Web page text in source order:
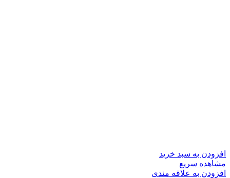
افزودن به سبد خرید
مشاهده سریع
افزودن به علاقه مندی